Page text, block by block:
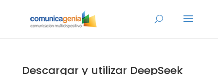
Descargar y utilizar DeepSeek